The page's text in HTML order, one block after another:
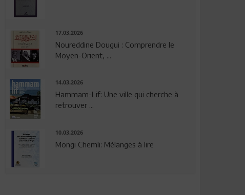
17.03.2026
Noureddine Dougui : Comprendre le
Moyen-Orient, ...
14.03.2026
Hammam-Lif: Une ville qui cherche à
retrouver ...
10.03.2026
Mongi Chemli: Mélanges à lire